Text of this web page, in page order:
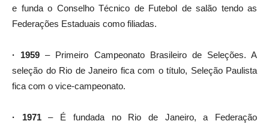
e funda o Conselho Técnico de Futebol de salão tendo as
Federações Estaduais como filiadas.
· 1959 – Primeiro Campeonato Brasileiro de Seleções. A
seleção do Rio de Janeiro fica com o título, Seleção Paulista
fica com o vice-campeonato.
· 1971– É fundada no Rio de Janeiro, a Federação